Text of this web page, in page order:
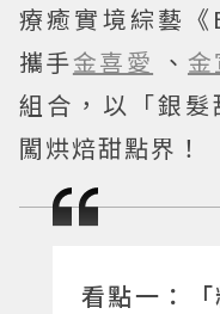
療癒實境綜藝
攜手金喜愛 、
組合，以「銀
闖烘焙甜點界！
看點一：